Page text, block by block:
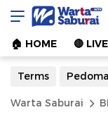
Warta Saburai
Sumber
🏠︎ HOME 🔴 LIVE
Terms
Warta Saburai